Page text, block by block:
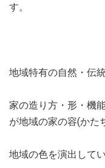
す。
地域特有の自然・伝
家の造り方・形・機
が地域の家の容(かた
地域の色を演出して